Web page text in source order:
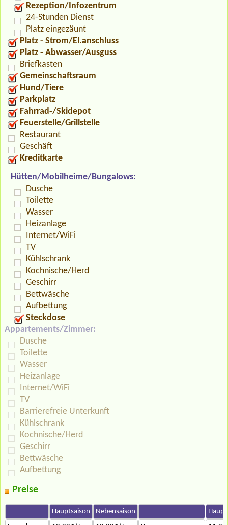
Rezeption/Infozentrum
24-Stunden Dienst
Platz eingezäunt
Platz - Strom/El.anschluss
Platz - Abwasser/Ausguss
Briefkasten
Gemeinschaftsraum
Hund/Tiere
Parkplatz
Fahrrad-/Skidepot
Feuerstelle/Grillstelle
Restaurant
Geschäft
Kreditkarte
Hütten/Mobilheime/Bungalows:
Dusche
Toilette
Wasser
Heizanlage
Internet/WiFi
TV
Kühlschrank
Kochnische/Herd
Geschirr
Bettwäsche
Aufbettung
Steckdose
Appartements/Zimmer:
Dusche
Toilette
Wasser
Heizanlage
Internet/WiFi
TV
Barrierefreie Unterkunft
Kühlschrank
Kochnische/Herd
Geschirr
Bettwäsche
Aufbettung
Preise
Hauptsaison Nebensaison